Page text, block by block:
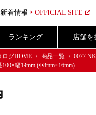
新着情報 OFFICIAL SITE
ランキング 店舗を
ログHOME
商品一覧
0077
幅19mm (Φ8mm×16mm)